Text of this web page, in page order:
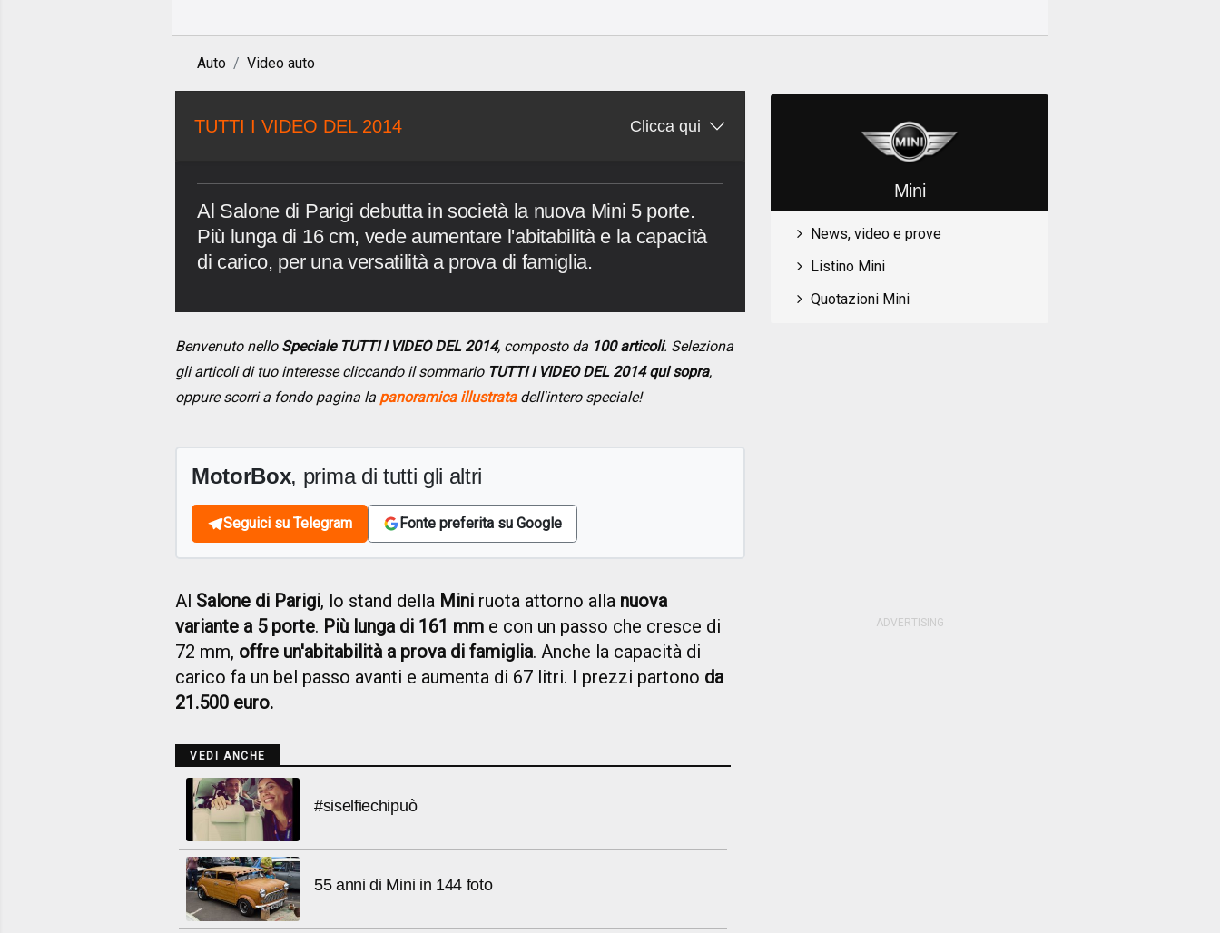
Auto Video auto
TUTTI I VIDEO DEL 2014 Clicca qui
Al Salone di Parigi debutta in società la nuova Mini 5 porte.
Più lunga di 16 cm, vede aumentare l'abitabilità e la capacità
di carico, per una versatilità a prova di famiglia.
Benvenuto nello Speciale TUTTI I VIDEO DEL 2014, composto da 100 articoli. Seleziona
gli articoli di tuo interesse cliccando il sommario TUTTI I VIDEO DEL 2014 qui sopra,
oppure scorri a fondo pagina la panoramica illustratadell'intero speciale!
MotorBox, prima di tutti gli altri
Seguici su Telegram Fonte preferita su Google
Al Salone di Parigi, lo stand della Mini ruota attorno alla nuova
variante a 5 porte. Più lunga di 161 mm e con un passo che cresce di
72 mm, offre un'abitabilità a prova di famiglia. Anche la capacità di
carico fa un bel passo avanti e aumenta di 67 litri. I prezzi partono da
21.500 euro.
VEDI ANCHE
#siselfiechipuò
55 anni di Mini in 144 foto
Mini
News, video e prove
Listino Mini
Quotazioni Mini